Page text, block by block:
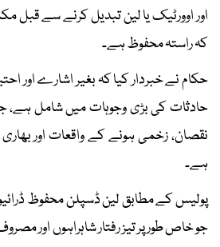
اور اوورٹیک یا لین تبدیل کرنے سے قبل
کہ راستہ محفوظ ہے۔
حکام نے خبردار کیا کہ بغیر اشارے اور
حادثات کی بڑی وجوہات میں شامل
نقصان، زخمی ہونے کے واقعات اور
ہے۔
پولیس کے مطابق لین ڈسپلن محفوظ
جو خاص طور پر تیز رفتار شاہراہوں اور